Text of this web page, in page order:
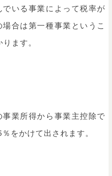
いる事業によって税率が
合は第一種事業というこ
ます。
業所得から事業主控除で
をかけて出されます。